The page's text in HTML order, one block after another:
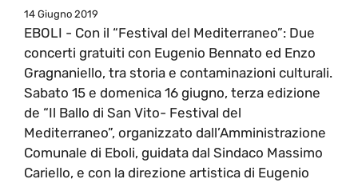
14 Giugno 2019
EBOLI - Con il “Festival del Mediterraneo”: Due
concerti gratuiti con Eugenio Bennato ed Enzo
Gragnaniello, tra storia e contaminazioni culturali.
Sabato 15 e domenica 16 giugno, terza edizione
de “Il Ballo di San Vito- Festival del
Mediterraneo”, organizzato dall’Amministrazione
Comunale di Eboli, guidata dal Sindaco Massimo
Cariello, e con la direzione artistica di Eugenio